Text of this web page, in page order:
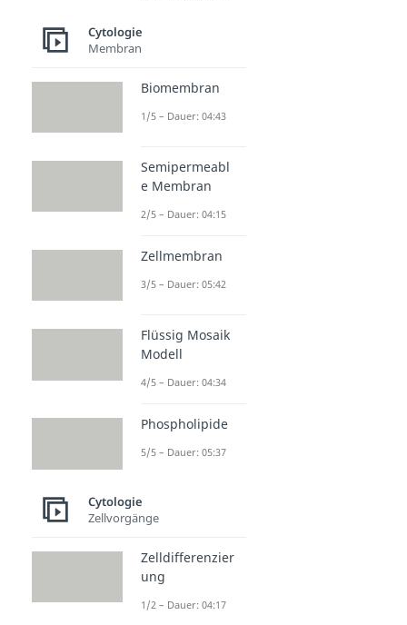
Cytologie
Membran
Biomembran
1/5 – Dauer: 04:43
Semipermeabl
e Membran
2/5 – Dauer: 04:15
Zellmembran
3/5 – Dauer: 05:42
Flüssig Mosaik
Modell
4/5 – Dauer: 04:34
Phospholipide
5/5 – Dauer: 05:37
Cytologie
Zellvorgänge
Zelldifferenzier
ung
1/2 – Dauer: 04:17